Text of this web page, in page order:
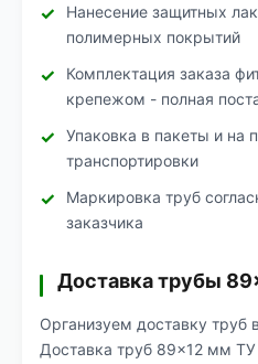
Нанесение защитных
полимерных покрытий
Комплектация заказа
крепежом - полная
Упаковка в пакеты и на
транспортировки
Маркировка труб
заказчика
Доставка трубы
Организуем доставку труб
Доставка труб 89×12 мм